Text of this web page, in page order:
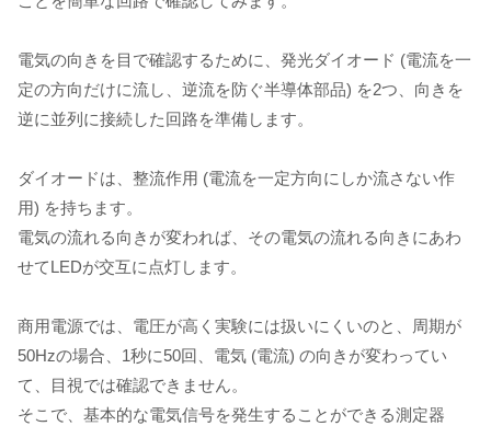
電気の向きを目で確認するために、発光ダイオード (電流を一
定の方向だけに流し、逆流を防ぐ半導体部品) を2つ、向きを
逆に並列に接続した回路を準備します。
ダイオードは、整流作用 (電流を一定方向にしか流さない作
用) を持ちます。
電気の流れる向きが変われば、その電気の流れる向きにあわ
せてLEDが交互に点灯します。
商用電源では、電圧が高く実験には扱いにくいのと、周期が
50Hzの場合、1秒に50回、電気 (電流) の向きが変わってい
て、目視では確認できません。
そこで、基本的な電気信号を発生することができる測定器